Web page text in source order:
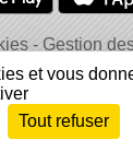
Gestion
Signaler un
et vous
Tout refuser